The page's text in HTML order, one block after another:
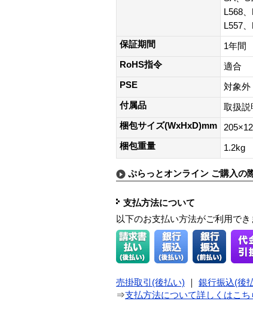
L568
L557
保証期間
1年間
RoHS指令
適合
PSE
対象外
付属品
取扱説
梱包サイズ(WxHxD)mm
梱包重量
1.2kg
ぷらっとオンライン ご購入の
支払方法について
以下のお支払い方法がご利用でき
売掛取引(後払い) 銀行振込(後
⇒支払方法について詳しくはこち